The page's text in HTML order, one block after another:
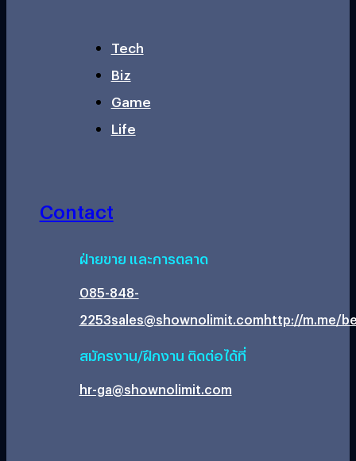
Tech
Biz
Game
Life
Contact
ฝ่ายขาย และการตลาด
085-848-
2253sales@shownolimit.comhttp://m.me/
สมัครงาน/ฝึกงาน ติดต่อได้ที่
hr-ga@shownolimit.com